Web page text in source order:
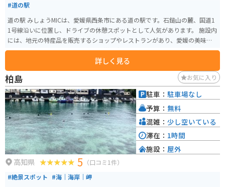
#道の駅
道の駅 みしょうMICは、愛媛県西条市にある道の駅です。石鎚山の麓、国道1
1号線沿いに位置し、ドライブの休憩スポットとして人気があります。 施設内
には、地元の特産品を販売するショップやレストランがあり、愛媛の美味し
いものが楽しめます。特に、名産の柑橘類を使ったジュースやスイーツはお
すすめです。また、石鎚山系から湧き出るミネラル豊富な水が自慢で、無料
で給水することができます。バイクツーリングで訪れた際は、水分補給に最
適です。 道の駅 みしょうMIC周辺には、石鎚神社や、美しい渓谷美で知られ
る面河渓など、観光スポットも点在しています。自然豊かな環境で、リフレッ
シュできること間違いなしです。
詳しく見る
柏島 お気に入り
高知県 5 （口コミ1件）
#絶景スポット #海｜海岸｜岬
駐車： 駐車場なし
予算： 無料
混雑： 少し空いている
滞在： 1時間
施設： 屋外